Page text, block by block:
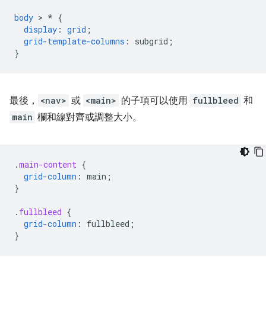
body > * {
display : grid ;
grid-template-columns : subgrid ;
}
最後， <nav> 或 <main> 的子項可以使用 fullbleed 和
main 欄和線對齊或調整大小。
.main-content {
grid-column : main ;
}
. fullbleed {
grid-column : fullbleed ;
}